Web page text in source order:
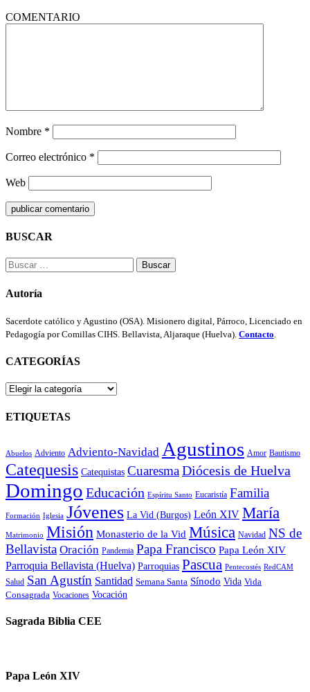
COMENTARIO
Nombre *
Correo electrónico *
Web
BUSCAR
Buscar:
Autoría
Sacerdote católico y Agustino (OSA). Misionero digital, Párroco, Licenciado en
Pedagogía por Comillas CIHS. Bellavista, Aljaraque (Huelva). Contacto
CATEGORÍAS
CATEGORÍAS
ETIQUETAS
Abuelos Adviento Adviento-Navidad Agustinos Amor Bautismo
Catequesis Catequistas CuaresmaDiócesis de Huelva
Domingo Educación Espíritu Santo Eucaristía Familia
Formación Iglesia Jóvenes La Vid (Burgos) León XIV María
Matrimonio Misión Monasterio de la Vid Música Navidad NS de
Bellavista Oración Pandemia Papa Francisco Papa León XIV
Parroquia Bellavista (Huelva) Parroquias Pascua Pentecostés RedCAM
Salud San Agustín Santidad Semana Santa Sínodo Vida Vida
Consagrada Vocaciones Vocación
Sagrada Biblia CEE
Papa León XIV